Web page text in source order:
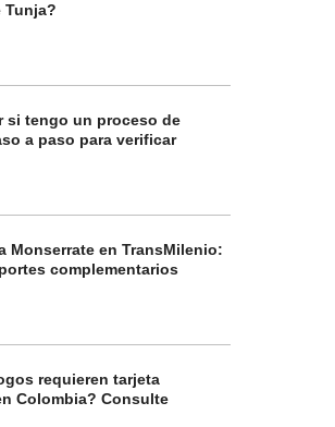
Tunja?
si tengo un proceso de
a paso para verificar
Monserrate en TransMilenio:
complementarios
requieren tarjeta
Colombia? Consulte